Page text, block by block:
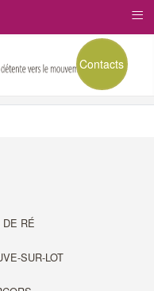
Contacts
RÉ
SUR-LOT
≡